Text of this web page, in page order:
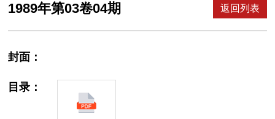
1989年第03卷04期 返回列表
封面：
目录：